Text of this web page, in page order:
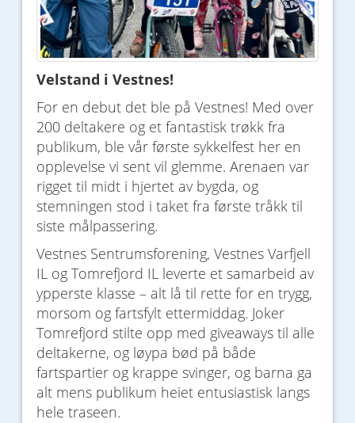
Velstand i Vestnes!
For en debut det ble på Vestnes! Med over
200 deltakere og et fantastisk trøkk fra
publikum, ble vår første sykkelfest her en
opplevelse vi sent vil glemme. Arenaen var
rigget til midt i hjertet av bygda, og
stemningen stod i taket fra første tråkk til
siste målpassering.
Vestnes Sentrumsforening, Vestnes Varfjell
IL og Tomrefjord IL leverte et samarbeid av
ypperste klasse – alt lå til rette for en trygg,
morsom og fartsfylt ettermiddag. Joker
Tomrefjord stilte opp med giveaways til alle
deltakerne, og løypa bød på både
fartspartier og krappe svinger, og barna ga
alt mens publikum heiet entusiastisk langs
hele traseen.